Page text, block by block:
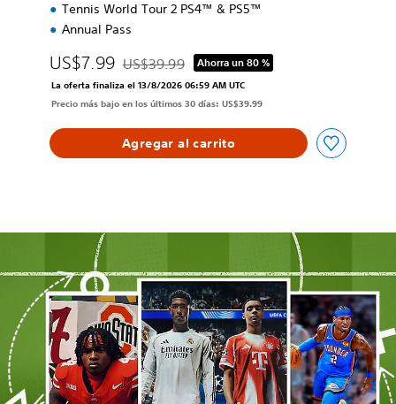
Tennis World Tour 2 PS4™ & PS5™
Annual Pass
US$7.99 Rebajado del precio original de US$39.99
US$39.99 Ahorra un 80 %
La oferta finaliza el 13/8/2026 06:59 AM UTC
Precio más bajo en los últimos 30 días: US$39.99
Agregar al carrito